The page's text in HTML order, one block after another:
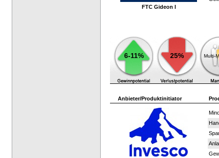
FTC Gideon I
6-11% 25% Multi-
Anbieter/Produktinitiator